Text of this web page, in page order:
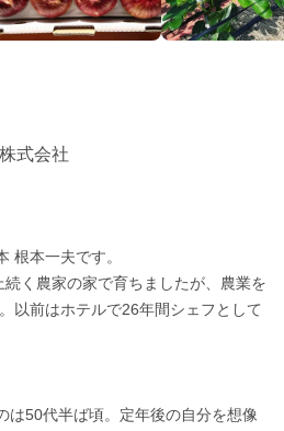
式会社
根本一夫です。
く農家の家で育ちましたが、農業を
以前はホテルで26年間シェフとして
は50代半ば頃。定年後の自分を想像